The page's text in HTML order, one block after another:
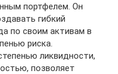
портфелем. Он
гибкий
по своим активам в
риска.
ликвидности,
позволяет